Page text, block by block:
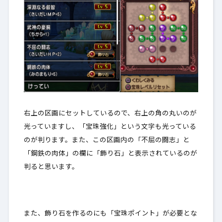
右上の区画にセットしているので、右上の角の丸いのが
光っていますし、「宝珠強化」という文字も光っている
のが判ります。また、この区画内の「不屈の闘志」と
「鋼鉄の肉体」の欄に「飾り石」と表示されているのが
判ると思います。
また、飾り石を作るのにも「宝珠ポイント」が必要とな